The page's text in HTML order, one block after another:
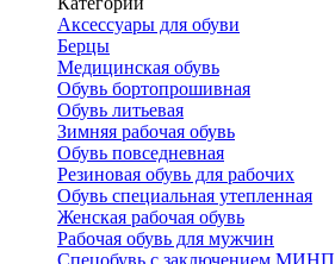
Аксессуары для обуви
Берцы
Медицинская обувь
Обувь бортопрошивная
Обувь литьевая
Зимняя рабочая обувь
Обувь повседневная
Резиновая обувь для рабочих
Обувь специальная утепленная
Женская рабочая обувь
Рабочая обувь для мужчин
Спецобувь с заключением